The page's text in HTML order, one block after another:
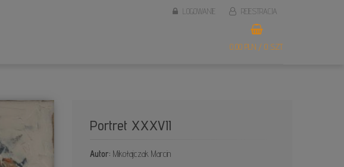
LOGOWANIE REJESTRACJA
0,00 PLN / 0 SZT.
Portret XXXVII
Autor: Mikołajczak Marcin